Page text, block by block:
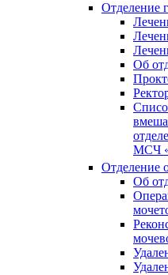
Отделение
Об
МСЧ
Отделение
Об